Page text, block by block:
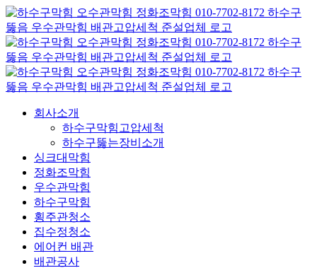
콘
텐
츠
로
건
너
회사소개
하수구막힘고압세척
하수구뚫는장비소개
싱크대막힘
정화조막힘
우수관막힘
하수구막힘
횡주관청소
집수정청소
에어컨 배관
배관공사